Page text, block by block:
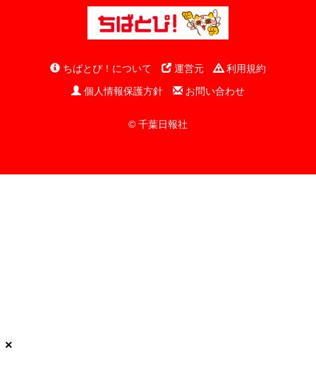
ちばとぴ！について 運営元
利用規約
個人情報保護方針
お問い合わせ
© 千葉日報社
×